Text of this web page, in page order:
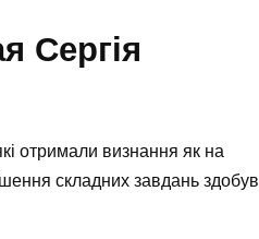
Сергія
отримали визнання як на
складних завдань здобув